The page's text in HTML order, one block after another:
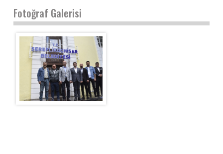
Fotoğraf Galerisi